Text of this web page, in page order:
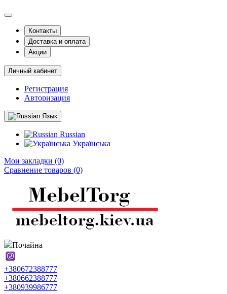
Контакты
Доставка и оплата
Акции
Личный кабинет
Регистрация
Авторизация
Язык
Russian
Українська
Мои закладки (0)
Сравнение товаров (0)
Почайна
+380672388777
+380662388777
+380939986777